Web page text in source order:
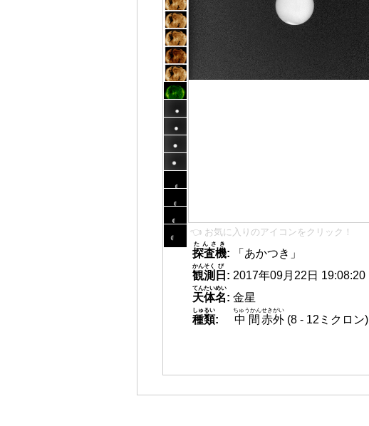
👈 お気に入りのアイコンをクリック！
探査機
たんさき
:
「あかつき」
観測
かんそく
日
び
: 2017年09月22日 19:08:20
天体名
てんたいめい
: 金星
種類
しゅるい
: 中間
ちゅうかん
赤外
せきがい
(8 - 12ミクロン)